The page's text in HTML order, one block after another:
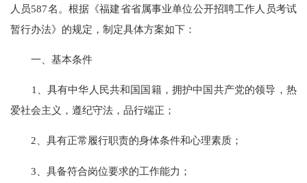
人员587名。根据《福建省省属事业单位公开招聘工作人员考试
暂行办法》的规定，制定具体方案如下：
一、基本条件
1、具有中华人民共和国国籍，拥护中国共产党的领导，热
爱社会主义，遵纪守法，品行端正；
2、具有正常履行职责的身体条件和心理素质；
3、具备符合岗位要求的工作能力；